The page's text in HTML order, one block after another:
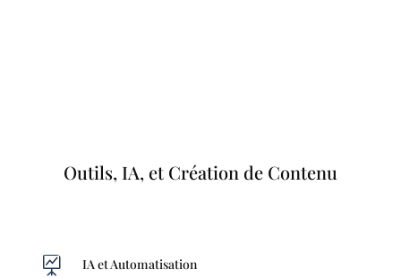
Outils, IA, et Création de Contenu
 IA et Automatisation